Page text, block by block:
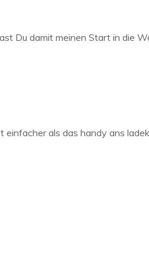
Du damit meinen Start in die
als das handy ans